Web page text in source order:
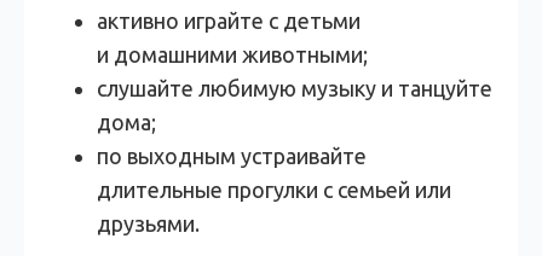
активно играйте с детьми
и домашними животными;
слушайте любимую музыку и танцуйте
дома;
по выходным устраивайте
длительные прогулки с семьей или
друзьями.